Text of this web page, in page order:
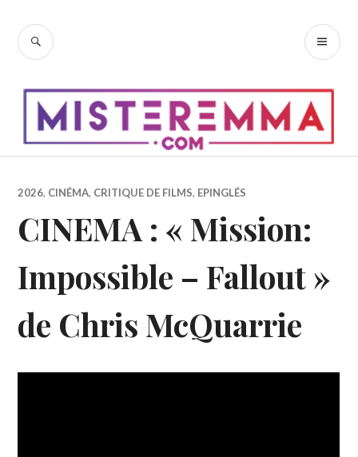
contenu
RECHERCHE
2026, CINÉMA, CRITIQUE DE FILMS, EPINGLÉS
CINEMA : « Mission:
Impossible – Fallout »
de Chris McQuarrie